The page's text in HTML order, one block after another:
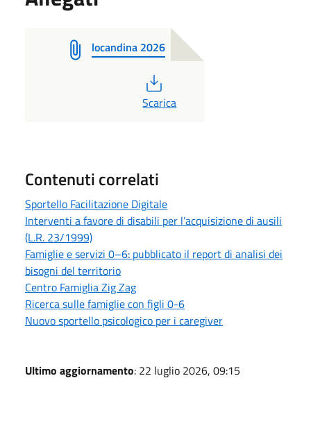
locandina 2026
PDF
Scarica
Contenuti correlati
Sportello Facilitazione Digitale
Interventi a favore di disabili per l’acquisizione di ausili
(L.R. 23/1999)
Famiglie e servizi 0–6: pubblicato il report di analisi dei
bisogni del territorio
Centro Famiglia Zig Zag
Ricerca sulle famiglie con figli 0-6
Nuovo sportello psicologico per i caregiver
Ultimo aggiornamento: 22 luglio 2026, 09:15